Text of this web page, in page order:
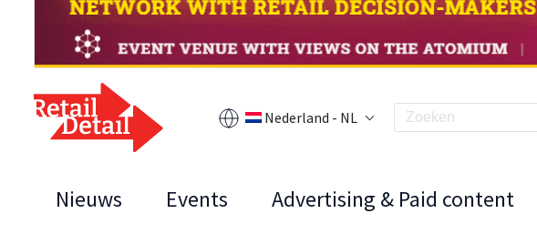
Nederland - NL
Nieuws Events Advertising & Paid content